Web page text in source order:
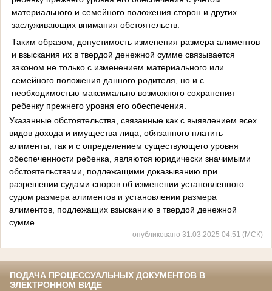
материального и семейного положения сторон и других
заслуживающих внимания обстоятельств.
Таким образом, допустимость изменения размера алиментов
и взыскания их в твердой денежной сумме связывается
законом не только с изменением материального или
семейного положения данного родителя, но и с
необходимостью максимально возможного сохранения
ребенку прежнего уровня его обеспечения.
Указанные обстоятельства, связанные как с выявлением всех
видов дохода и имущества лица, обязанного платить
алименты, так и с определением существующего уровня
обеспеченности ребенка, являются юридически значимыми
обстоятельствами, подлежащими доказыванию при
разрешении судами споров об изменении установленного
судом размера алиментов и установлении размера
алиментов, подлежащих взысканию в твердой денежной
сумме.
опубликовано 31.03.2025 04:51 (МСК)
ПОДАЧА ПРОЦЕССУАЛЬНЫХ ДОКУМЕНТОВ В
ЭЛЕКТРОННОМ ВИДЕ